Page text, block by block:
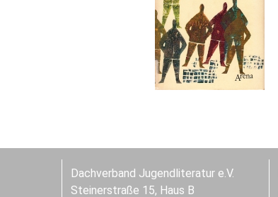
Dachverband Jugendliteratur e.V.
Steinerstraße 15, Haus B